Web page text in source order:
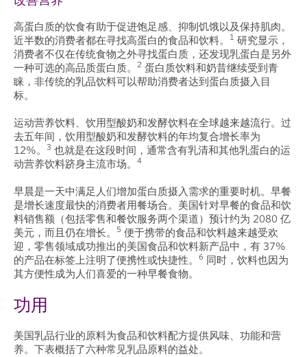
高蛋白质的饮食有助于促进饱足感、抑制饥饿以及保持肌肉。
近半数的消费者都在寻找高蛋白的食品和饮料。
1 研究显示，
消费者不仅在传统食物之外寻找蛋白质，还发现乳蛋白是另外
一种可选的高品质蛋白质。
2 蛋白质饮料和奶昔继续受到青
睐，非传统的乳品饮料可以帮助消费者达到蛋白质摄入目
标。
运动营养饮料、饮用型酸奶和发酵饮料在全球越来越流行。过
去五年间，饮用型酸奶和发酵饮料的年均复合增长率为
12%。
3 也就是在这段时间，通常含有乳清和其他乳蛋白的运
动营养饮料跻身主流市场。
4
早晨是一天中满足人们增加蛋白质摄入需求的重要时机。早餐
是增长速度最快的消费者用餐场合。美国针对早餐的食品和饮
料销售额（包括零售和餐饮服务两个渠道）预计约为 2080 亿
美元，而且仍在增长。
5 便于携带的食品和饮料越来越受欢
迎，零售领域成功推出的美国食品和饮料新产品中，有 37%
的产品在标签上注明了便携性或快捷性。
6 同时，饮料也因为
其方便性成为人们喜爱的一种早餐食物。
功用
美国乳品行业的原料为食品和饮料配方提供风味、功能和营
养。下表概括了六种常见乳品原料的益处。